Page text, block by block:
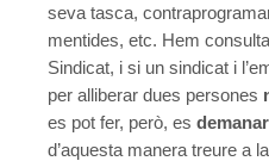
seva tasca,
mentides, etc. Hem
Sindicat, i si un sindicat i
per alliberar dues persones
es pot fer, però, es
d’aquesta manera treure a